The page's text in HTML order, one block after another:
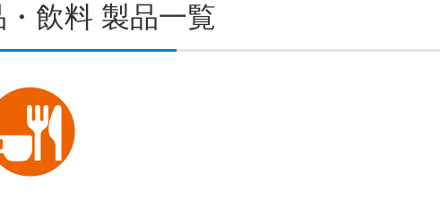
・飲料 製品一覧